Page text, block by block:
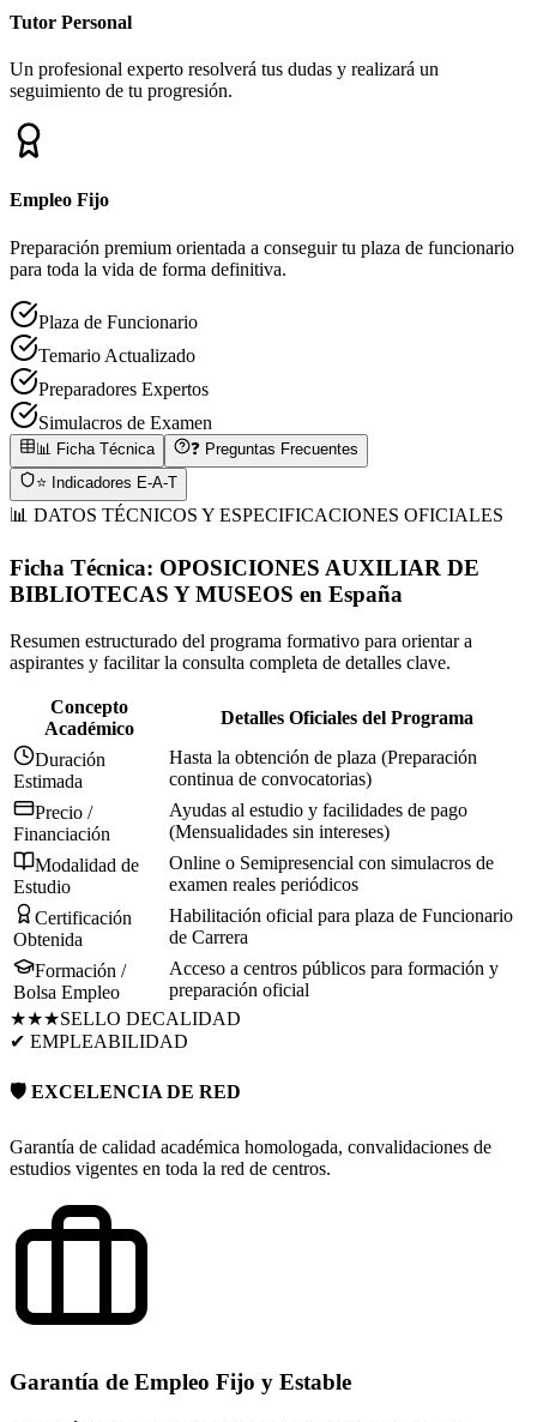
Tutor Personal
Un profesional experto resolverá tus dudas y realizará un
seguimiento de tu progresión.
Empleo Fijo
Preparación premium orientada a conseguir tu plaza de funcionario
para toda la vida de forma definitiva.
Plaza de Funcionario
Temario Actualizado
Preparadores Expertos
Simulacros de Examen
📊 Ficha Técnica
❓ Preguntas Frecuentes
⭐ Indicadores E-A-T
📊 DATOS TÉCNICOS Y ESPECIFICACIONES OFICIALES
Ficha Técnica: OPOSICIONES AUXILIAR DE
BIBLIOTECAS Y MUSEOS en España
Resumen estructurado del programa formativo para orientar a
aspirantes y facilitar la consulta completa de detalles clave.
Concepto
Académico
Detalles Oficiales del Programa
Duración
Estimada
Hasta la obtención de plaza (Preparación
continua de convocatorias)
Precio /
Financiación
Ayudas al estudio y facilidades de pago
(Mensualidades sin intereses)
Modalidad de
Estudio
Online o Semipresencial con simulacros de
examen reales periódicos
Certificación
Obtenida
Habilitación oficial para plaza de Funcionario
de Carrera
Formación /
Bolsa Empleo
Acceso a centros públicos para formación y
preparación oficial
★★★SELLO DECALIDAD
✔ EMPLEABILIDAD
🛡️ EXCELENCIA DE RED
Garantía de calidad académica homologada, convalidaciones de
estudios vigentes en toda la red de centros.
Garantía de Empleo Fijo y Estable